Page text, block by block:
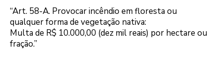
“Art. 58-A. Provocar incêndio em floresta ou
qualquer forma de vegetação nativa:
Multa de R$ 10.000,00 (dez mil reais) por hectare ou
fração.”